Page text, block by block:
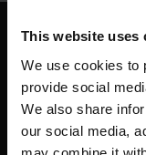
This website uses
We use cookies to
provide social
We also share
our social media,
Scalable Hosting